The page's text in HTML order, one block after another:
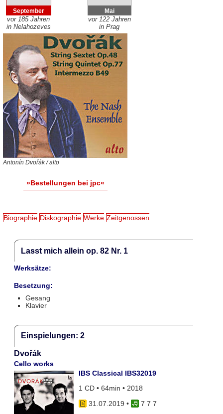
September
vor 185 Jahren
in Nelahozeves
Mai
vor 122 Jahren
in Prag
Antonín Dvořák / alto
»Bestellungen bei jpc«
Biographie Diskographie Werke Zeitgenossen
Lasst mich allein op. 82 Nr. 1
Werksätze:
Besetzung:
Gesang
Klavier
Einspielungen: 2
Dvořák
Cello works
IBS Classical IBS32019
1 CD • 64min • 2018
31.07.2019 •
7 7 7